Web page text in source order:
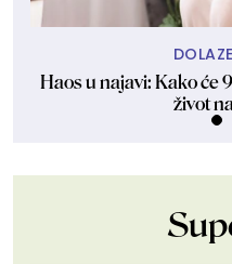
Haos u najavi: Kako će
život